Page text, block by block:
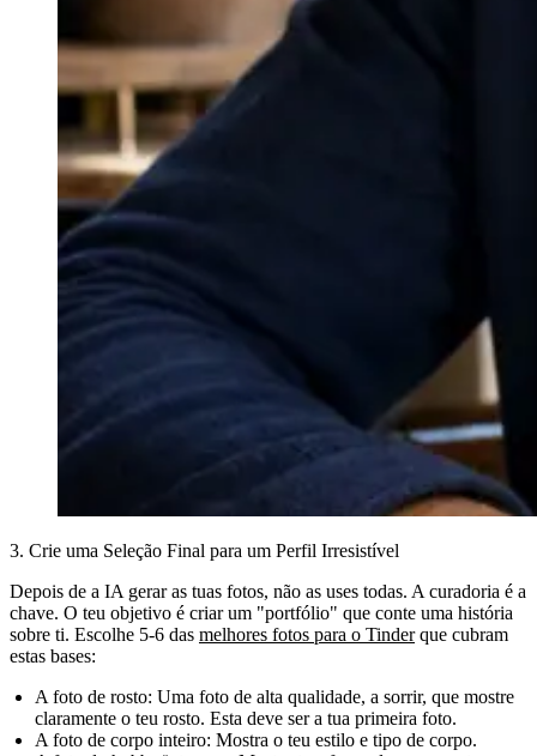
3. Crie uma Seleção Final para um Perfil Irresistível
Depois de a IA gerar as tuas fotos, não as uses todas. A curadoria é a
chave. O teu objetivo é criar um "portfólio" que conte uma história
sobre ti. Escolhe 5-6 das melhores fotos para o Tinderque cubram
estas bases:
A foto de rosto: Uma foto de alta qualidade, a sorrir, que mostre
claramente o teu rosto. Esta deve ser a tua primeira foto.
A foto de corpo inteiro: Mostra o teu estilo e tipo de corpo.